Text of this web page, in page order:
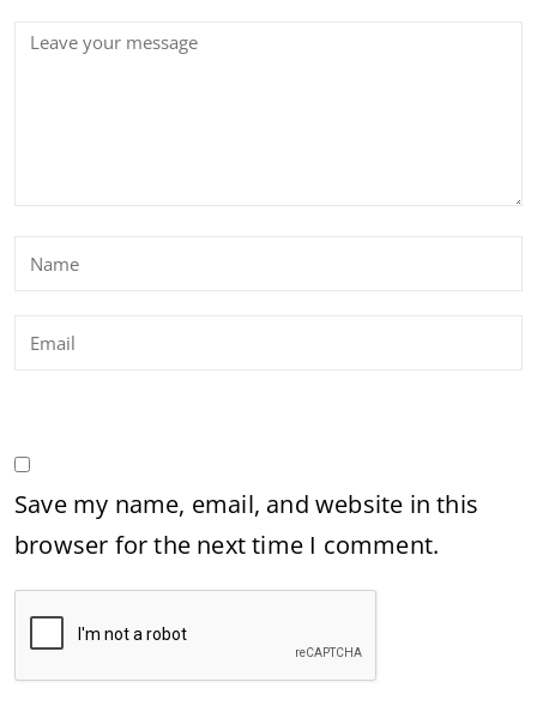
Save my name, email, and website in this
browser for the next time I comment.